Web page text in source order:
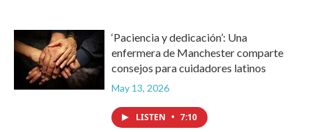
‘Paciencia y dedicación’: Una
enfermera de Manchester comparte
consejos para cuidadores latinos
May 13, 2026
LISTEN • 7:10